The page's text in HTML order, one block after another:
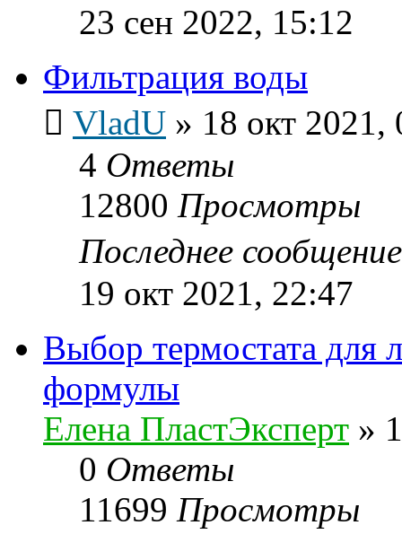
23 сен 2022, 15:12
Фильтрация воды
VladU » 18 окт 2021,
4 Ответы
12800 Просмотры
Последнее
19 окт 2021, 22:47
Выбор термостата для
формулы
Елена ПластЭксперт »
0 Ответы
11699 Просмотры